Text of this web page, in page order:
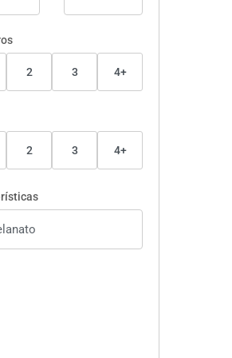
2 3 4+
2 3 4+